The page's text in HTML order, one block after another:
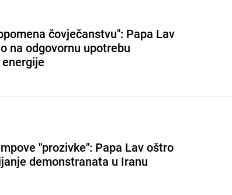
čovječanstvu": Papa Lav
na odgovornu upotrebu
"prozivke": Papa Lav oštro
demonstranata u Iranu